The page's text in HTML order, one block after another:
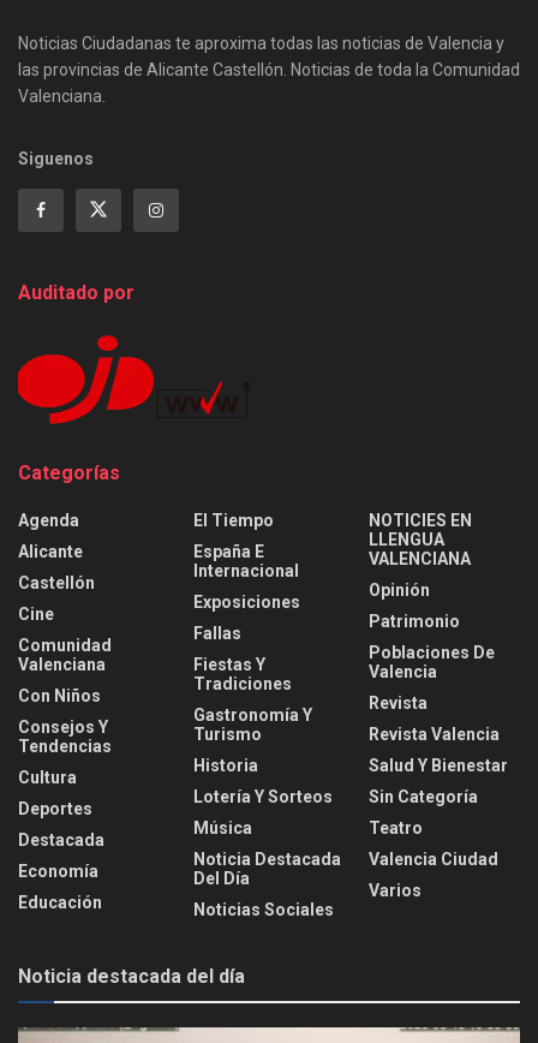
Noticias Ciudadanas te aproxima todas las noticias de Valencia y
las provincias de Alicante Castellón. Noticias de toda la Comunidad
Valenciana.
Siguenos
Auditado por
Categorías
Agenda
Alicante
Castellón
Cine
Comunidad
Valenciana
Con Niños
Consejos Y
Tendencias
Cultura
Deportes
Destacada
Economía
Educación
El Tiempo
España E
Internacional
Exposiciones
Fallas
Fiestas Y
Tradiciones
Gastronomía Y
Turismo
Historia
Lotería Y Sorteos
Música
Noticia Destacada
Del Día
Noticias Sociales
NOTICIES EN
LLENGUA
VALENCIANA
Opinión
Patrimonio
Poblaciones De
Valencia
Revista
Revista Valencia
Salud Y Bienestar
Sin Categoría
Teatro
Valencia Ciudad
Varios
Noticia destacada del día